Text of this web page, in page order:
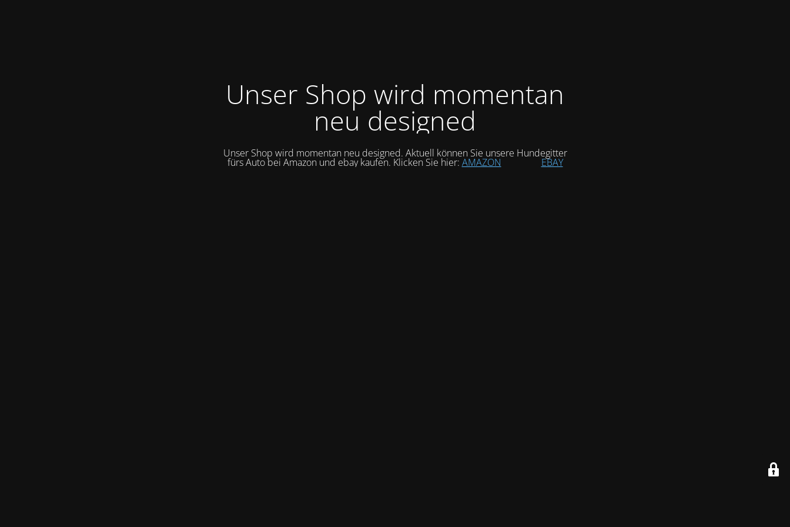
Unser Shop wird momentan
neu designed
Unser Shop wird momentan neu designed. Aktuell können Sie unsere Hundegitter
fürs Auto bei Amazon und ebay kaufen. Klicken Sie hier: AMAZON EBAY